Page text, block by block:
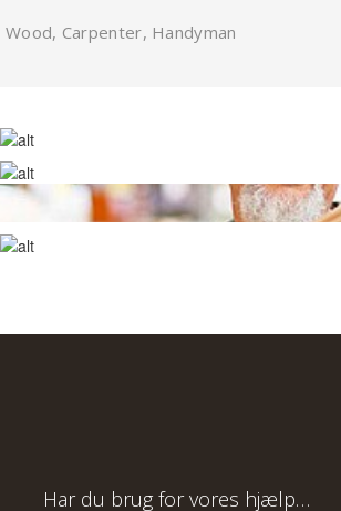
Wood, Carpenter, Handyman
Har du brug for vores hjælp…